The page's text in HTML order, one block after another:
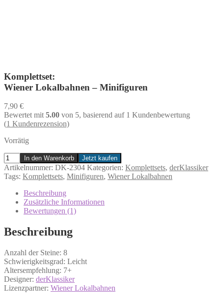
Komplettset:
Wiener Lokalbahnen – Minifiguren
7,90 €
Bewertet mit5.00 von 5, basierend auf 1 Kundenbewertung
(1 Kundenrezension)
Vorrätig
Wiener
Lokalbahnen
-
Minifiguren
Menge
In den Warenkorb Jetzt kaufen
Artikelnummer: DK-2304 Kategorien: Komplettsets, derKlassiker
Tags: Komplettsets, Minifiguren, Wiener Lokalbahnen
Beschreibung
Zusätzliche Informationen
Bewertungen (1)
Beschreibung
Anzahl der Steine: 8
Schwierigkeitsgrad: Leicht
Altersempfehlung: 7+
Designer: derKlassiker
Lizenzpartner: Wiener Lokalbahnen